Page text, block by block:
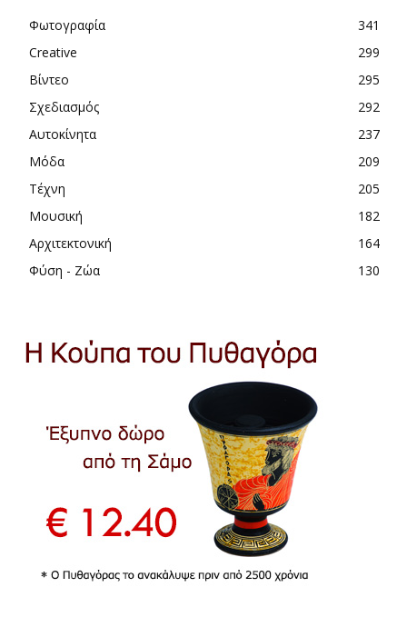
Φωτογραφία
341
Creative
299
Βίντεο
295
Σχεδιασμός
292
Αυτοκίνητα
237
Μόδα
209
Τέχνη
205
Μουσική
182
Αρχιτεκτονική
164
Φύση - Ζώα
130